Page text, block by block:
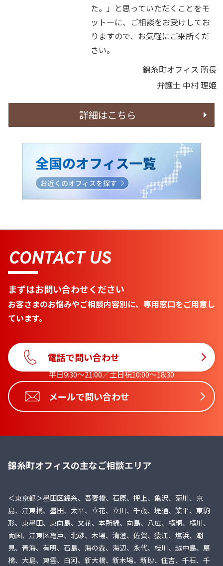
た。」と思っていただくことをモ
ットーに、ご相談をお受けしてお
りますので、お気軽にご来所くだ
さい。
錦糸町オフィス 所長
弁護士 中村 理姫
詳細はこちら
CONTACT US
まずはお問い合わせください
お客さまのお悩みやご相談内容別に、専用窓口をご用意し
ています。
電話で問い合わせ
平日9:30〜21:00／土日祝10:00〜18:30
メールで問い合わせ
錦糸町オフィスの主なご相談エリア
＜東京都＞墨田区錦糸、吾妻橋、石原、押上、亀沢、菊川、京
島、江東橋、墨田、太平、立花、立川、千歳、堤通、業平、東駒
形、東墨田、東向島、文花、本所緑、向島、八広、横網、横川、
両国、江東区亀戸、北砂、木場、清澄、佐賀、猿江、塩浜、潮
見、青海、有明、石島、海の森、海辺、永代、枝川、越中島、扇
橋、大島、東雲、白河、新大橋、新木場、新砂、住吉、千石、千